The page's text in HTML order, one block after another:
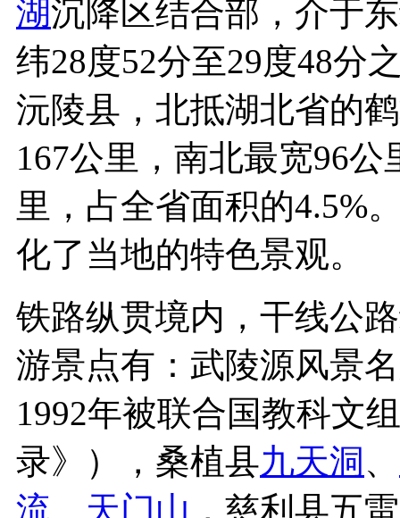
湖沉降区结合部，介于
纬28度52分至29度48分
沅陵县，北抵湖北省的
167公里，南北最宽96
里，占全省面积的4.5%
化了当地的特色景观
铁路纵贯境内，干线公
游景点有：武陵源风景
1992年被联合国教科文
录》），桑植县九天洞 、
流、 天门山 ，慈利县五